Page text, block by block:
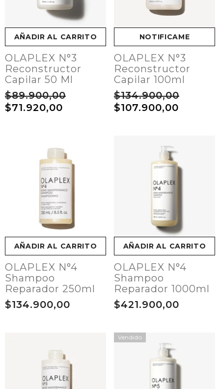
AÑADIR AL CARRITO
OLAPLEX N°3
Reconstructor
Capilar 50 Ml
$89.900,00
$71.920,00
NOTIFICAME
OLAPLEX N°3
Reconstructor
Capilar 100ml
$134.900,00
$107.900,00
AÑADIR AL CARRITO
OLAPLEX N°4
Shampoo
Reparador 250ml
$134.900,00
AÑADIR AL CARRITO
OLAPLEX N°4
Shampoo
Reparador 1000ml
$421.900,00
Vendido